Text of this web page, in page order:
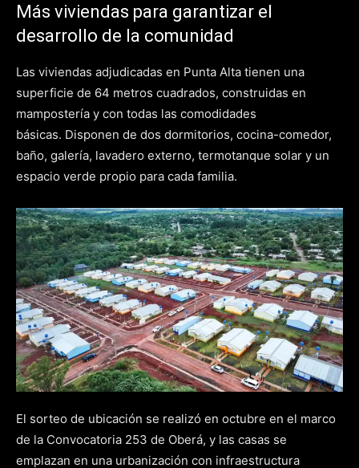
Más viviendas para garantizar el
desarrollo de la comunidad
Las viviendas adjudicadas en Punta Alta tienen una
superficie de 64 metros cuadrados, construidas en
mampostería y con todas las comodidades
básicas. Disponen de dos dormitorios, cocina-comedor,
baño, galería, lavadero externo, termotanque solar y un
espacio verde propio para cada familia.
El sorteo de ubicación se realizó en octubre en el marco
de la Convocatoria 253 de Oberá, y las casas se
emplazan en una urbanización con infraestructura